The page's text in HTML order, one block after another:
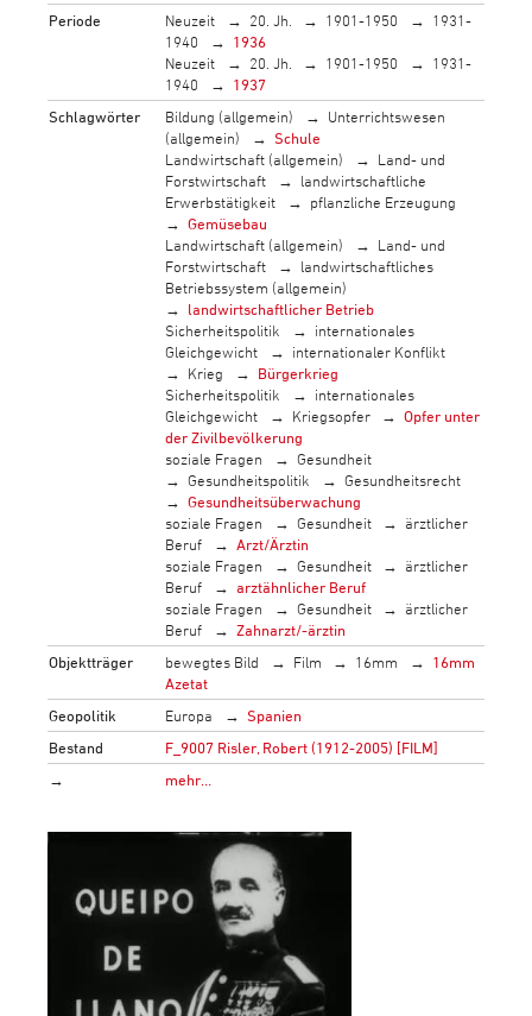
Periode
Neuzeit 20. Jh. 1901-1950
1931-
1940
1936
Neuzeit
20. Jh. 1901-1950
1931-
1940
1937
Schlagwörter
Bildung (allgemein)
Unterrichtswesen
(allgemein)
Schule
Landwirtschaft (allgemein)
Land- und
Forstwirtschaft
landwirtschaftliche
Erwerbstätigkeit
pflanzliche Erzeugung
Gemüsebau
Landwirtschaft (allgemein)
Land- und
Forstwirtschaft
landwirtschaftliches
Betriebssystem (allgemein)
landwirtschaftlicher Betrieb
Sicherheitspolitik
internationales
Gleichgewicht
internationaler Konflikt
Krieg
Bürgerkrieg
Sicherheitspolitik
internationales
Gleichgewicht
Kriegsopfer
Opfer unter
der Zivilbevölkerung
soziale Fragen
Gesundheit
Gesundheitspolitik
Gesundheitsrecht
Gesundheitsüberwachung
soziale Fragen
Gesundheit
ärztlicher
Beruf
Arzt/Ärztin
soziale Fragen
Gesundheit
ärztlicher
Beruf
arztähnlicher Beruf
soziale Fragen
Gesundheit
ärztlicher
Beruf
Zahnarzt/-ärztin
Objektträger
bewegtes Bild Film 16mm
16mm
Azetat
Geopolitik
Europa
Spanien
Bestand
F_9007 Risler, Robert (1912-2005) [FILM]
→
mehr…